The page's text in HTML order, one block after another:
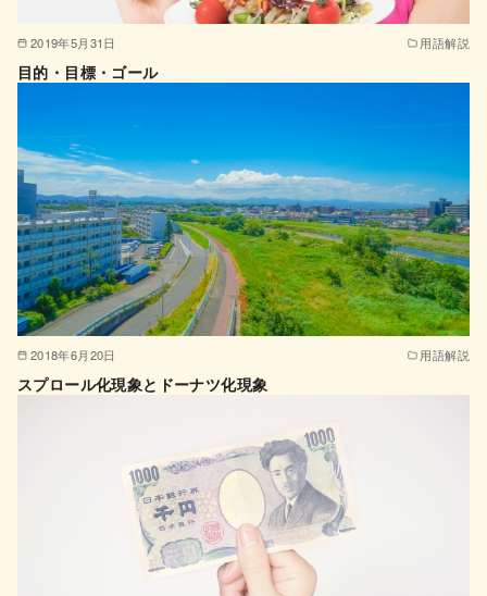
2019年5月31日 用語解説
目的・目標・ゴール
2018年6月20日 用語解説
スプロール化現象とドーナツ化現象